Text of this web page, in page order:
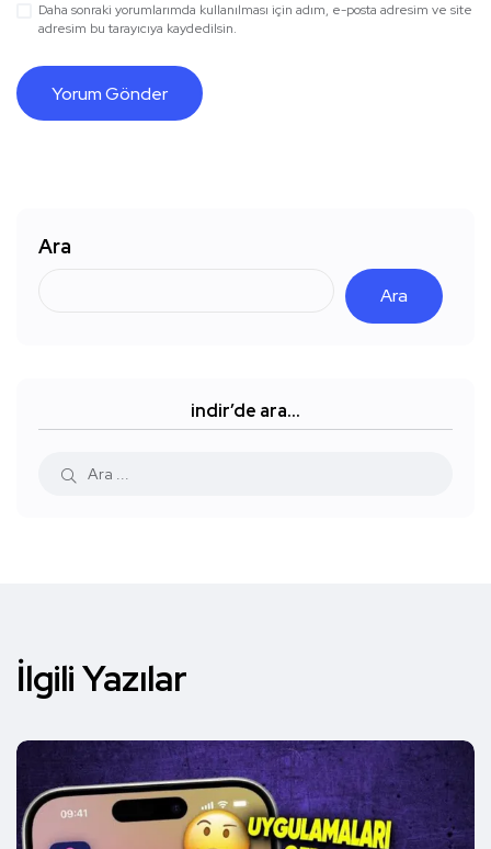
Daha sonraki yorumlarımda kullanılması için adım, e-posta adresim ve site
adresim bu tarayıcıya kaydedilsin.
Ara
Ara
indir’de ara…
İlgili Yazılar